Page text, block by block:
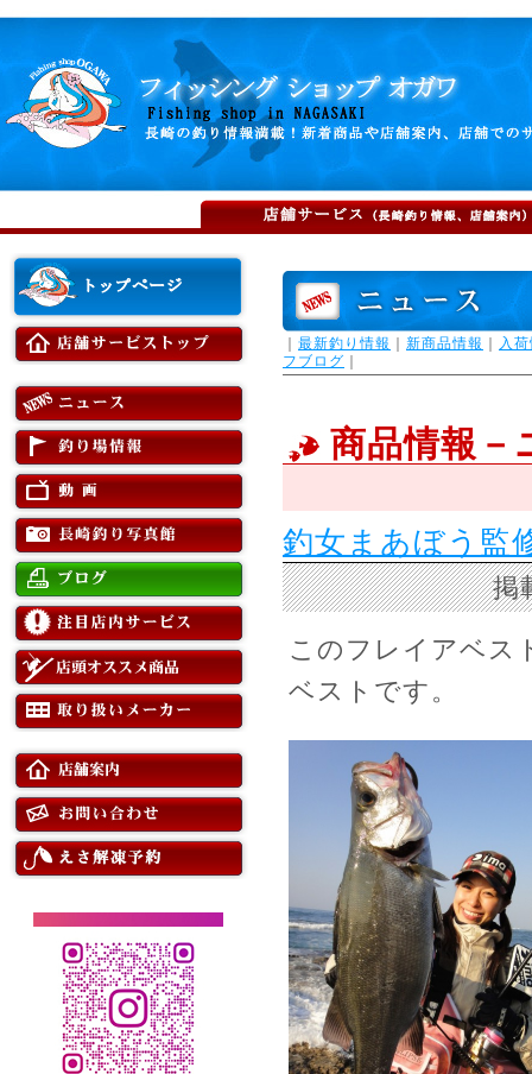
｜ 最新釣り情報 ｜ 新商品情報 ｜
入
フブログ ｜
商品情報－
釣女まあぼう
掲
このフレイアベス
ベストです。